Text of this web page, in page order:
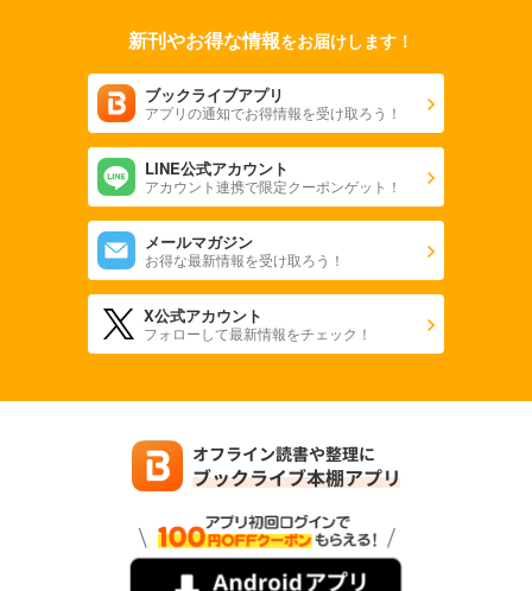
新刊やお得な情報をお届けします！
ブックライブアプリ
アプリの通知でお得情報を受け取ろう！
LINE公式アカウント
アカウント連携で限定クーポンゲット！
メールマガジン
お得な最新情報を受け取ろう！
X公式アカウント
フォローして最新情報をチェック！